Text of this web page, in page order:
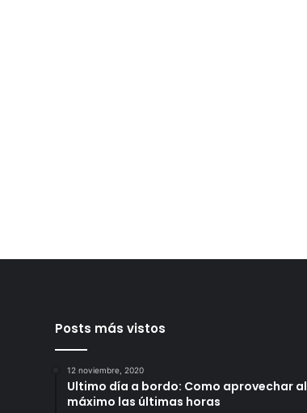
Posts más vistos
12 noviembre, 2020
Ultimo día a bordo: Como aprovechar al
máximo las últimas horas